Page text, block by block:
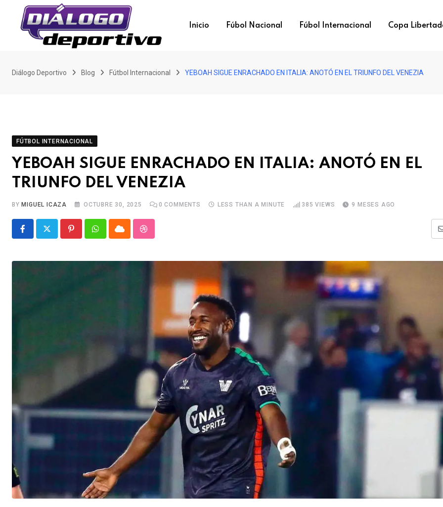
content
Inicio Fúbol Nacional Fúbol Internacional Copa
Diálogo Deportivo Blog Fútbol Internacional YEBOAH SIGUE ENRACHADO EN ITALIA: ANOTÓ EN EL TRIUNFO DEL VENEZIA
FÚTBOL INTERNACIONAL
YEBOAH SIGUE ENRACHADO EN ITALIA: ANOTÓ EN EL
TRIUNFO DEL VENEZIA
BY MIGUEL ICAZA OCTUBRE 30, 2025 0 COMMENTS LESS THAN A MINUTE 385 VIEWS 9 MESES AGO
PinterestWhatsappCloud StumbleUpon